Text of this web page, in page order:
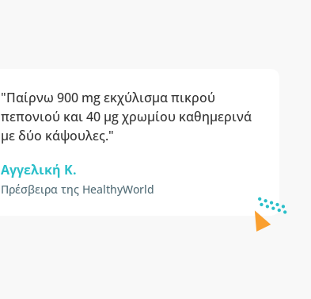
"Παίρνω 900 mg εκχύλισμα πικρού
πεπονιού και 40 μg χρωμίου καθημερινά
με δύο κάψουλες."
Αγγελική Κ.
Πρέσβειρα της HealthyWorld